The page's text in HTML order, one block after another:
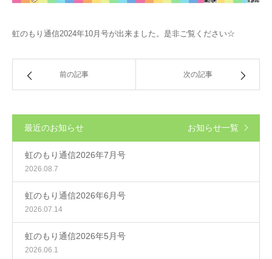
虹のもり通信2024年10月号が出来ました。是非ご覧ください☆
前の記事 次の記事
最近のお知らせ お知らせ一覧
虹のもり通信2026年7月号
2026.08.7
虹のもり通信2026年6月号
2026.07.14
虹のもり通信2026年5月号
2026.06.1